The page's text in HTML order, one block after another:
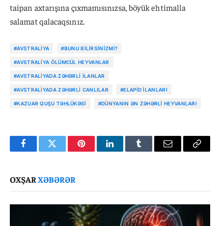
taipan axtarışına çıxmamısınızsa, böyük ehtimalla
salamat qalacaqsınız.
#AVSTRALIYA #BUNU BILIRSINIZMI?
#AVSTRALIYA ÖLÜMCÜL HEYVANLAR
#AVSTRALIYADA ZƏHƏRLI ILANLAR
#AVSTRALIYADA ZƏHƏRLI CANLILAR #ELAPID ILANLARI
#KAZUAR QUŞU TƏHLÜKƏSI #DÜNYANIN ƏN ZƏHƏRLI HEYVANLARI
FacebookTwitter PinterestLinkedInTumblr Email
Copy
OXŞARXƏBƏRƏR